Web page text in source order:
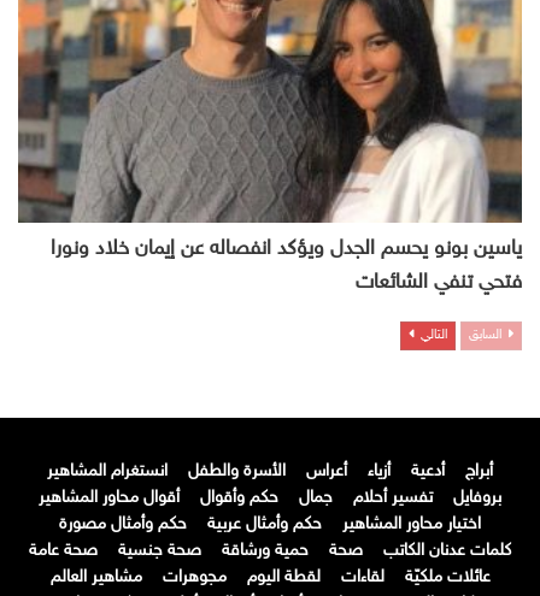
ياسين بونو يحسم الجدل ويؤكد انفصاله عن إيمان خلاد ونورا
فتحي تنفي الشائعات
السابق التالي
أبراج أدعية أزياء أعراس الأسرة والطفل
انستغرام المشاهير
بروفايل
تفسير أحلام جمال حكم وأقوال
أقوال محاور المشاهير
اختيار محاور المشاهير
حكم وأمثال عربية
حكم وأمثال مصورة
كلمات عدنان الكاتب
صحة حمية ورشاقة صحة جنسية
صحة عامة
عائلات ملكيّة
لقاءات لقطة اليوم مجوهرات
مشاهير العالم